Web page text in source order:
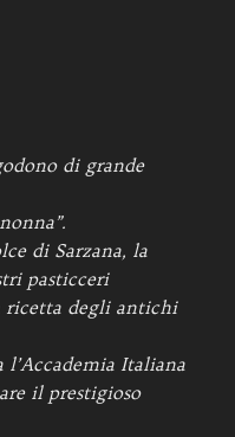
di grande
di Sarzana, la
pasticceri
ricetta degli antichi
Italiana
il prestigioso